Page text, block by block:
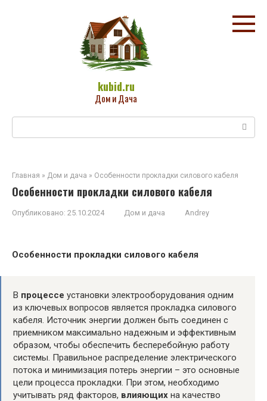
kubid.ru
Дом и Дача
Главная » Дом и дача » Особенности прокладки силового кабеля
Особенности прокладки силового кабеля
Опубликовано: 25.10.2024 Дом и дача Andrey
Особенности прокладки силового кабеля
В процессе установки электрооборудования одним
из ключевых вопросов является прокладка силового
кабеля. Источник энергии должен быть соединен с
приемником максимально надежным и эффективным
образом, чтобы обеспечить бесперебойную работу
системы. Правильное распределение электрического
потока и минимизация потерь энергии – это основные
цели процесса прокладки. При этом, необходимо
учитывать ряд факторов, влияющих на качество